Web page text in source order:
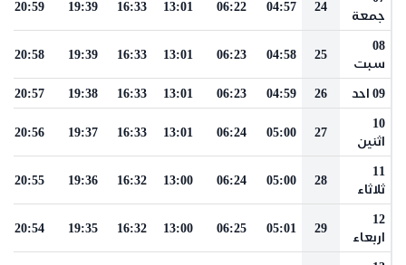
جمعة
24
04:57
06:22
13:01
16:33
19:39
20:59
08
سبت
25
04:58
06:23
13:01
16:33
19:39
20:58
09 احد 26
04:59
06:23
13:01
16:33
19:38
20:57
10
اثنين
27
05:00
06:24
13:01
16:33
19:37
20:56
11
ثلاثاء
28
05:00
06:24
13:00
16:32
19:36
20:55
12
اربعاء
29
05:01
06:25
13:00
16:32
19:35
20:54